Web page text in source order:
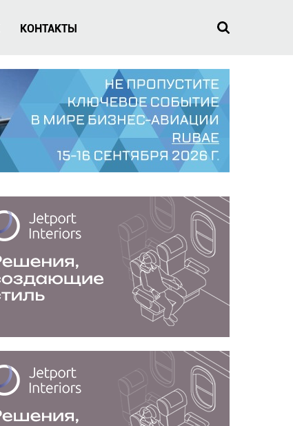
КОНТАКТЫ